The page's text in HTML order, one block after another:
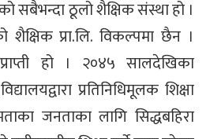
सबैभन्दा ठूलो शैक्षिक संस्था हो ।
शैक्षिक प्रा.लि. विकल्पमा छैन ।
हो । २०४५ सालदेखिका
प्रतिनिधिमूलक शिक्षा
जनताका लागि सिद्धबहिरा